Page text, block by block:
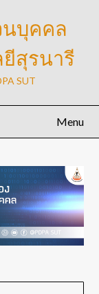
บุคคล
สุรนารี
SUT
Menu